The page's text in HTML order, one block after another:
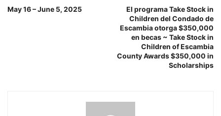
May 16 – June 5, 2025
El programa Take Stock in
Children del Condado de
Escambia otorga $350,000
en becas ~ Take Stock in
Children of Escambia
County Awards $350,000 in
Scholarships